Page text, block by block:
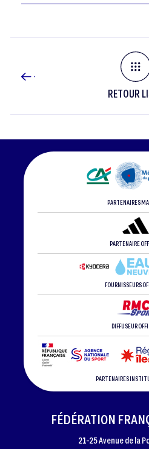
RETOUR
PARTENAIRES
PARTENAIRE
FOURNISSEURS
DIFFUSEUR
PARTENAIRES
FÉDÉRATION
21-25 Avenue de la